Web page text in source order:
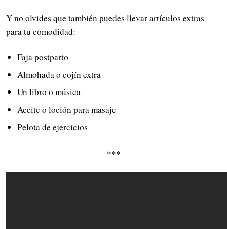
Y no olvides que también puedes llevar artículos extras
para tu comodidad:
Faja postparto
Almohada o cojín extra
Un libro o música
Aceite o loción para masaje
Pelota de ejercicios
***